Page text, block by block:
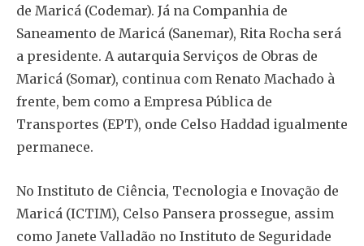
de Maricá (Codemar). Já na Companhia de
Saneamento de Maricá (Sanemar), Rita Rocha será
a presidente. A autarquia Serviços de Obras de
Maricá (Somar), continua com Renato Machado à
frente, bem como a Empresa Pública de
Transportes (EPT), onde Celso Haddad igualmente
permanece.
No Instituto de Ciência, Tecnologia e Inovação de
Maricá (ICTIM), Celso Pansera prossegue, assim
como Janete Valladão no Instituto de Seguridade